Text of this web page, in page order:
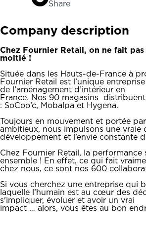
Share
Company description
Chez Fournier Retail, on ne fait pas
moitié !
Située dans les Hauts-de-France à
Fournier Retail est l’unique
de l’aménagement d’intérieur en
France. Nos 90 magasins
: SoCoo’c, Mobalpa et Hygena.
Toujours en mouvement et portée
ambitieux, nous impulsons une vraie
développement et l’envie constante
Chez Fournier Retail, la performance
ensemble ! En effet, ce qui fait
chez nous, ce sont nos 600
Si vous cherchez une entreprise qui
laquelle l’humain est au cœur des
s'impliquer, évoluer et avoir un vrai
impact … alors, vous êtes au bon